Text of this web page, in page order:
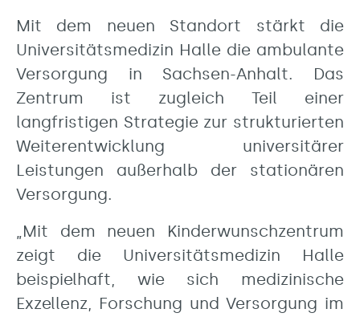
Mit dem neuen Standort stärkt die
Universitätsmedizin Halle die ambulante
Versorgung in Sachsen-Anhalt. Das
Zentrum ist zugleich Teil einer
langfristigen Strategie zur strukturierten
Weiterentwicklung universitärer
Leistungen außerhalb der stationären
Versorgung.
„Mit dem neuen Kinderwunschzentrum
zeigt die Universitätsmedizin Halle
beispielhaft, wie sich medizinische
Exzellenz, Forschung und Versorgung im